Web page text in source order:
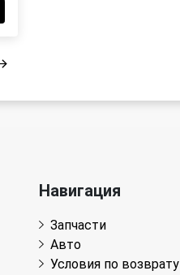
Навигация
Запчасти
Авто
Условия по возврату